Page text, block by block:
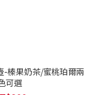
-榛果奶茶/蜜桃珀爾兩
可選